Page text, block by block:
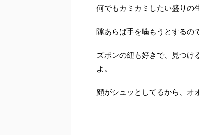
何でもカミカミしたい盛りの
隙あらば手を噛もうとするの
ズボンの紐も好きで、見つけ
よ。
顔がシュッとしてるから、オ